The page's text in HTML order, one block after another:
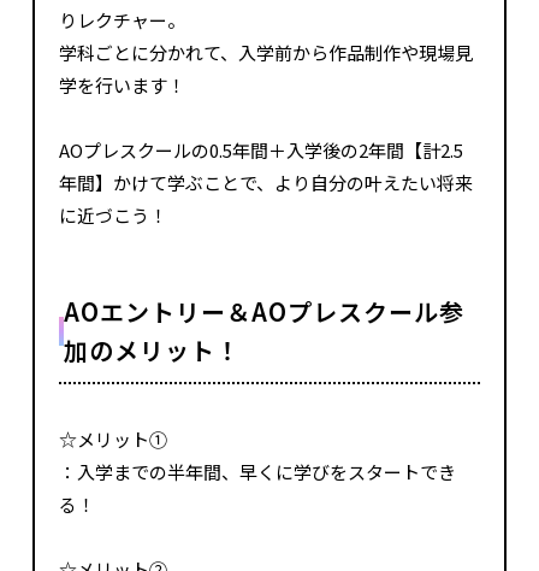
りレクチャー。
学科ごとに分かれて、入学前から作品制作や現場見
学を行います！
AOプレスクールの0.5年間＋入学後の2年間【計2.5
年間】かけて学ぶことで、より自分の叶えたい将来
に近づこう！
AOエントリー＆AOプレスクール参
加のメリット！
☆メリット①
：入学までの半年間、早くに学びをスタートでき
る！